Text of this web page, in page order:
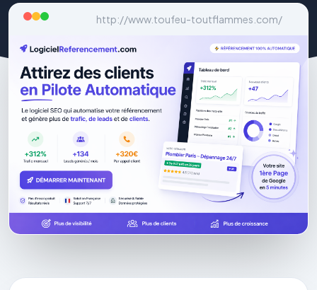
http://www.toufeu-toutflammes.com/